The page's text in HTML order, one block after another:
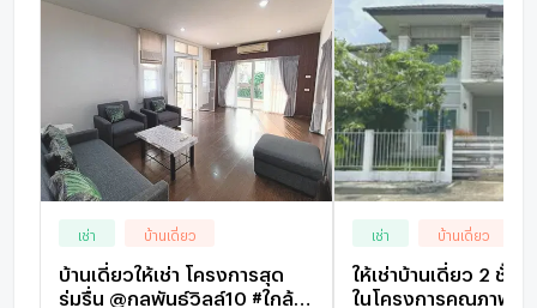
เช่า บ้านเดี่ยว
บ้านเดี่ยวให้เช่า โครงการสุด
ร่มรื่น @กุลพันธ์วิลล์10 #ใกล้
เช่า บ้านเดี่ยว
ให้เช่าบ้านเดี่ยว 2 ชั้น
ในโครงการคุณภาพ #A5-